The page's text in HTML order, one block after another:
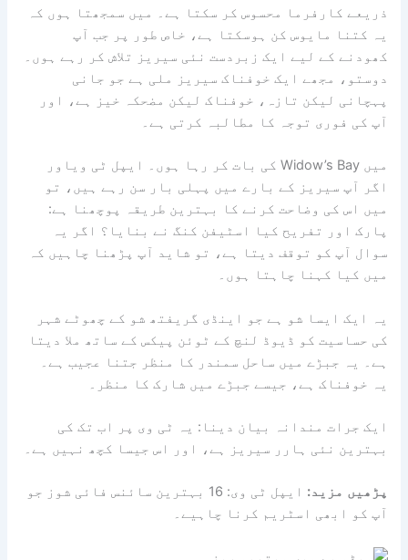
ذریعے کارفرما محسوس کر سکتا ہے۔ میں سمجھتا ہوں کہ
یہ کتنا مایوس کن ہوسکتا ہے، خاص طور پر جب آپ
کھودنے کے لیے ایک زبردست نئی سیریز تلاش کر رہے ہوں۔
دوستو، مجھے ایک خوفناک سیریز ملی ہے جو جانی
پہچانی لیکن تازہ، خوفناک لیکن مضحکہ خیز ہے، اور
آپ کی فوری توجہ کا مطالبہ کرتی ہے۔
میں Widow’s Bay کی بات کر رہا ہوں۔ ایپل ٹی ویاور
اگر آپ سیریز کے بارے میں پہلی بار سن رہے ہیں، تو
میں اس کی وضاحت کرنے کا بہترین طریقہ پوچھنا ہے:
پارک اور تفریح کیا اسٹیفن کنگ نے بنایا؟ اگر یہ
سوال آپ کو توقف دیتا ہے، تو شاید آپ پڑھنا چاہیں کہ
میں کیا کہنا چاہتا ہوں۔
یہ ایک ایسا شو ہے جو اینڈی گریفتھ شو کے چھوٹے شہر
کی حساسیت کو ڈیوڈ لنچ کے ٹوئن پیکس کے ساتھ ملا دیتا
ہے۔ یہ جبڑے میں ساحل سمندر کا منظر جتنا عجیب ہے۔
یہ خوفناک ہے، جیسے جبڑے میں شارک کا منظر۔
ایک جرات مندانہ بیان دینا: یہ ٹی وی پر اب تک کی
بہترین نئی ہارر سیریز ہے، اور اس جیسا کچھ نہیں ہے۔
پڑھیں مزید:
ایپل ٹی وی: 16 بہترین سائنس فائی شوز جو
آپ کو ابھی اسٹریم کرنا چاہیے۔